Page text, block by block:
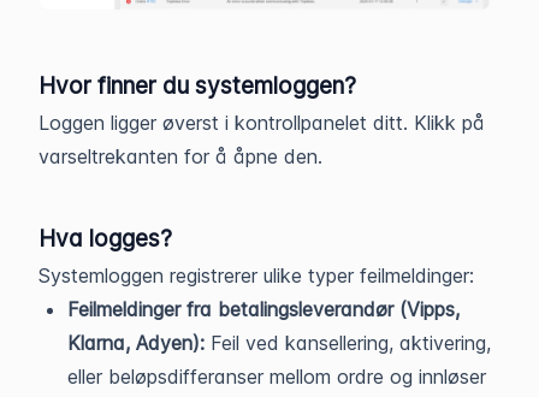
Hvor finner du systemloggen?
Loggen ligger øverst i kontrollpanelet ditt. Klikk på
varseltrekanten for å åpne den.
Hva logges?
Systemloggen registrerer ulike typer feilmeldinger:
Feilmeldinger fra betalingsleverandør (Vipps,
Klarna, Adyen): Feil ved kansellering, aktivering,
eller beløpsdifferanser mellom ordre og innløser